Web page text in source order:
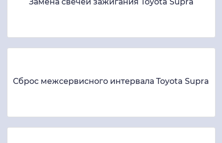
Сброс межсервисного интервала Toyota Supra